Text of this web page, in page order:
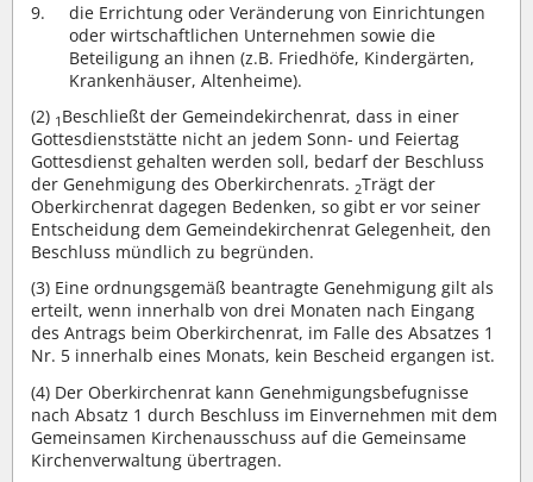
die Errichtung oder Veränderung von Einrichtungen
oder wirtschaftlichen Unternehmen sowie die
Beteiligung an ihnen (z.B. Friedhöfe, Kindergärten,
Krankenhäuser, Altenheime).
(2) 1 Beschließt der Gemeindekirchenrat, dass in einer
Gottesdienststätte nicht an jedem Sonn- und Feiertag
Gottesdienst gehalten werden soll, bedarf der Beschluss
der Genehmigung des Oberkirchenrats. 2Trägt der
Oberkirchenrat dagegen Bedenken, so gibt er vor seiner
Entscheidung dem Gemeindekirchenrat Gelegenheit, den
Beschluss mündlich zu begründen.
(3) Eine ordnungsgemäß beantragte Genehmigung gilt als
erteilt, wenn innerhalb von drei Monaten nach Eingang
des Antrags beim Oberkirchenrat, im Falle des Absatzes 1
Nr. 5 innerhalb eines Monats, kein Bescheid ergangen ist.
(4) Der Oberkirchenrat kann Genehmigungsbefugnisse
nach Absatz 1 durch Beschluss im Einvernehmen mit dem
Gemeinsamen Kirchenausschuss auf die Gemeinsame
Kirchenverwaltung übertragen.